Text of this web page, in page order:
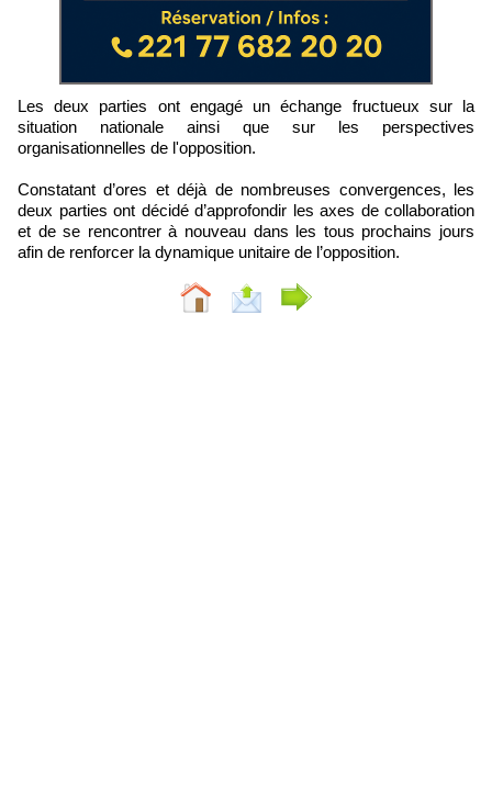
Les deux parties ont engagé un échange fructueux sur la
situation nationale ainsi que sur les perspectives
organisationnelles de l'opposition.
Constatant d’ores et déjà de nombreuses convergences, les
deux parties ont décidé d’approfondir les axes de collaboration
et de se rencontrer à nouveau dans les tous prochains jours
afin de renforcer la dynamique unitaire de l’opposition.